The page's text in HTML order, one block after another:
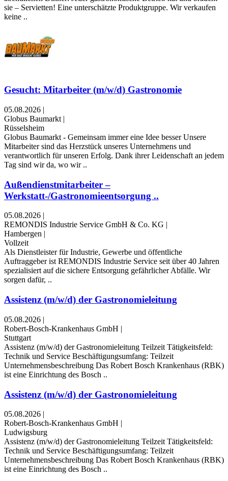
sie – Servietten! Eine unterschätzte Produktgruppe. Wir verkaufen
keine ..
Gesucht: Mitarbeiter (m/w/d) Gastronomie
05.08.2026 |
Globus Baumarkt |
Rüsselsheim
Globus Baumarkt - Gemeinsam immer eine Idee besser Unsere
Mitarbeiter sind das Herzstück unseres Unternehmens und
verantwortlich für unseren Erfolg. Dank ihrer Leidenschaft an jedem
Tag sind wir da, wo wir ..
Außendienstmitarbeiter –
Werkstatt-/Gastronomieentsorgung ..
05.08.2026 |
REMONDIS Industrie Service GmbH & Co. KG |
Hambergen |
Vollzeit
Als Dienstleister für Industrie, Gewerbe und öffentliche
Auftraggeber ist REMONDIS Industrie Service seit über 40 Jahren
spezialisiert auf die sichere Entsorgung gefährlicher Abfälle. Wir
sorgen dafür, ..
Assistenz (m/w/d) der Gastronomieleitung
05.08.2026 |
Robert-Bosch-Krankenhaus GmbH |
Stuttgart
Assistenz (m/w/d) der Gastronomieleitung Teilzeit Tätigkeitsfeld:
Technik und Service Beschäftigungsumfang: Teilzeit
Unternehmensbeschreibung Das Robert Bosch Krankenhaus (RBK)
ist eine Einrichtung des Bosch ..
Assistenz (m/w/d) der Gastronomieleitung
05.08.2026 |
Robert-Bosch-Krankenhaus GmbH |
Ludwigsburg
Assistenz (m/w/d) der Gastronomieleitung Teilzeit Tätigkeitsfeld:
Technik und Service Beschäftigungsumfang: Teilzeit
Unternehmensbeschreibung Das Robert Bosch Krankenhaus (RBK)
ist eine Einrichtung des Bosch ..